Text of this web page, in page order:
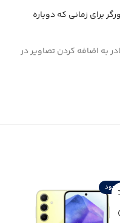
برای زمانی که دوباره
به اضافه کردن تصاویر در